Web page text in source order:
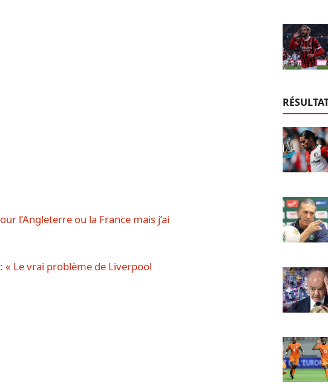
l’Angleterre ou la France mais j’ai
« Le vrai problème de Liverpool